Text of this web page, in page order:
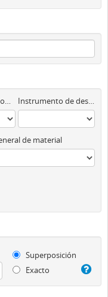
Objeto digital disponibles Instrumento de descripción
de material
Superposición
Exacto